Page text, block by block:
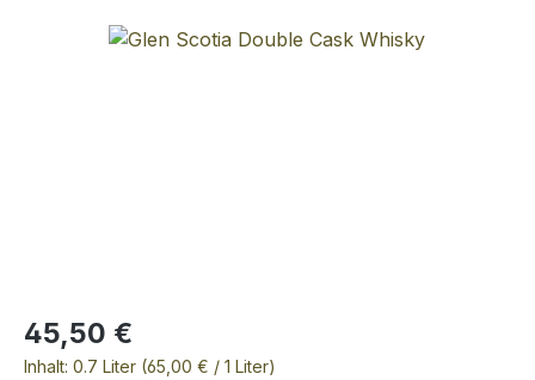
Bildergalerie überspringen
45,50 €
Inhalt: 0.7 Liter (65,00 € / 1 Liter)